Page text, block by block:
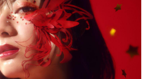
CONTACT